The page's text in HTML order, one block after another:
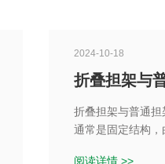
2024-10-18
折叠担架与
折叠担架与普通
通常是固定结构
阅读详情 >>